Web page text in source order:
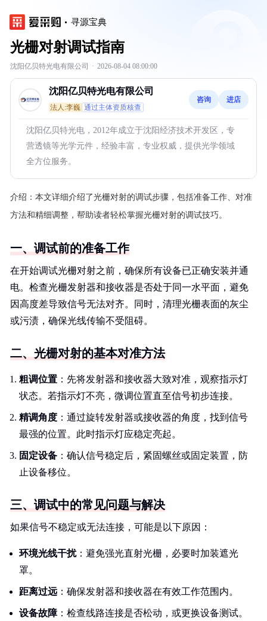
寻源宝典
光栅对射调试指南
沈阳亿贝特光电有限公司 · 2026-08-04 08:00:00
沈阳亿贝特光电有限公司
法人:李巍 通过主体资质核查
咨询 进店
沈阳亿贝特光电，2012年成立于沈阳经济技术开发区，专
营透镜等光学元件，经验丰富，专业权威，提供光学领域
全方位服务。
介绍： 本文详细介绍了光栅对射的调试步骤，包括准备工作、对准
方法和精细调整，帮助读者轻松掌握光栅对射的调试技巧。
一、调试前的准备工作
在开始调试光栅对射之前，确保所有设备已正确安装并通
电。检查光栅发射器和接收器是否处于同一水平面，避免
因高度差导致信号无法对齐。同时，清理光栅表面的灰尘
或污渍，确保光线传输不受阻碍。
二、光栅对射的基本对准方法
粗调位置 ：先将发射器和接收器大致对准，观察指示灯
状态。若指示灯不亮，微调位置直至信号初步连接。
精调角度 ：通过旋转发射器或接收器的角度，找到信号
最强的位置。此时指示灯应稳定亮起。
固定设备 ：确认信号稳定后，紧固螺丝或固定装置，防
止设备移位。
三、调试中的常见问题与解决
如果信号不稳定或无法连接，可能是以下原因：
环境光线干扰：避免强光直射光栅，必要时加装遮光
罩。
距离过远 ：确保发射器和接收器在有效工作范围内。
设备故障：检查线路连接是否松动，或更换设备测试。